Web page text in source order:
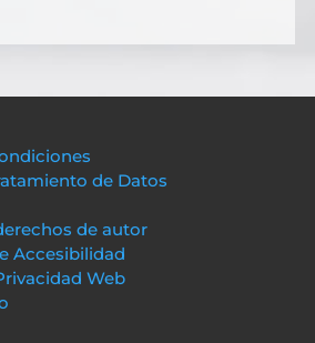
de Datos
de autor
Accesibilidad
Web